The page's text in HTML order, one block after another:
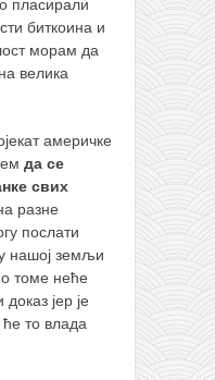
пласирали
биткоина и
морам да
велика
америчке
да се
свих
разне
послати
нашој земљи
о томе неће
доказ јер је
то влада